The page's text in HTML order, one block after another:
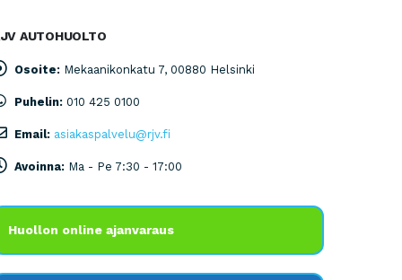
AUTOHUOLTO
Osoite: Mekaanikonkatu 7, 00880 Helsinki
Puhelin: 010 425 0100
Email: asiakaspalvelu@rjv.fi
Avoinna: Ma - Pe 7:30 - 17:00
Huollon online ajanvaraus